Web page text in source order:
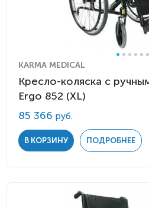
KARMA MEDICAL
Кресло-коляска с
Ergo 852 (XL)
85 366 руб.
В КОРЗИНУ ПОДРОБНЕЕ